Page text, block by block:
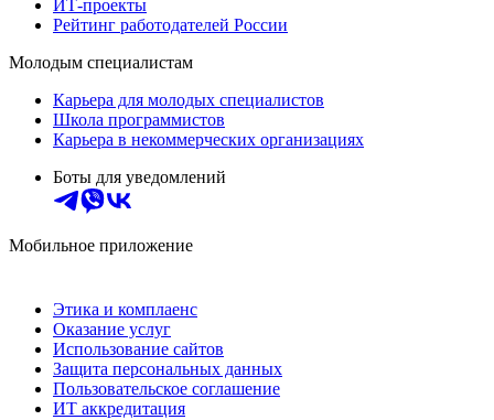
ИТ-проекты
Рейтинг работодателей России
Молодым специалистам
Карьера для молодых специалистов
Школа программистов
Карьера в некоммерческих организациях
Боты для уведомлений
Мобильное приложение
Этика и комплаенс
Оказание услуг
Использование сайтов
Защита персональных данных
Пользовательское соглашение
ИТ аккредитация